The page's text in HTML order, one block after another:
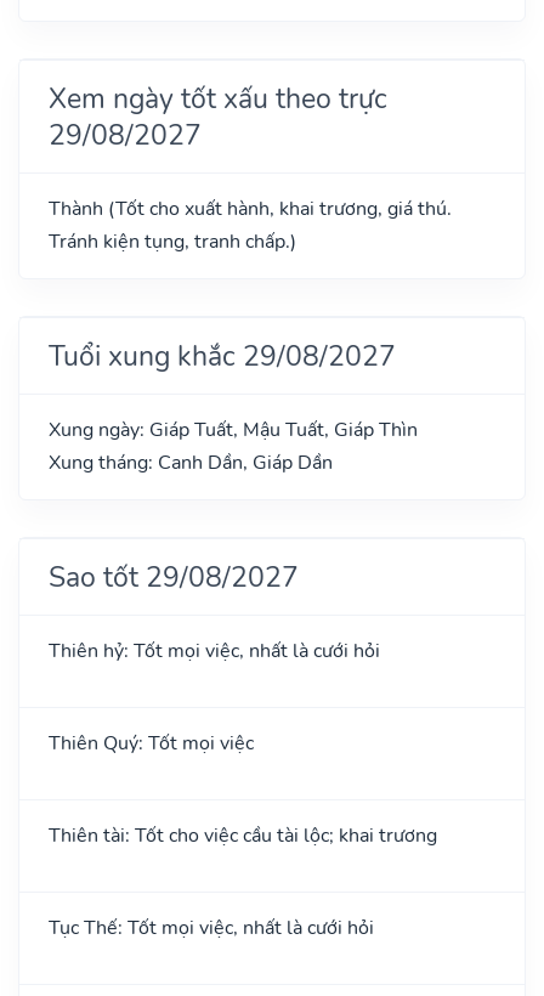
Xem ngày tốt xấu theo trực
29/08/2027
Thành (Tốt cho xuất hành, khai trương, giá thú.
Tránh kiện tụng, tranh chấp.)
Tuổi xung khắc 29/08/2027
Xung ngày: Giáp Tuất, Mậu Tuất, Giáp Thìn
Xung tháng: Canh Dần, Giáp Dần
Sao tốt 29/08/2027
Thiên hỷ: Tốt mọi việc, nhất là cưới hỏi
Thiên Quý: Tốt mọi việc
Thiên tài: Tốt cho việc cầu tài lộc; khai trương
Tục Thế: Tốt mọi việc, nhất là cưới hỏi